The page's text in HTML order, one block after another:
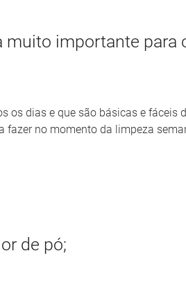
muito importante para
os dias e que são básicas e fáceis
fazer no momento da limpeza
de pó;